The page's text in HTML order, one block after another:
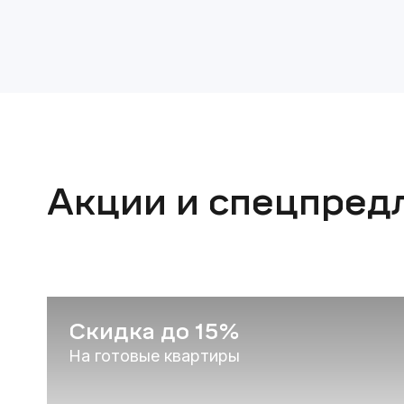
Акции и
Скидка до 15%
На готовые квартиры